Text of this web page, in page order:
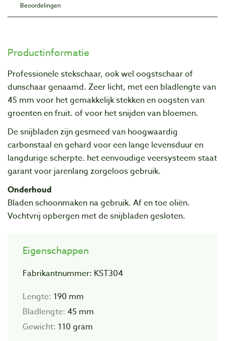
Beoordelingen
Productinformatie
Professionele stekschaar, ook wel oogstschaar of
dunschaar genaamd. Zeer licht, met een bladlengte van
45 mm voor het gemakkelijk stekken en oogsten van
groenten en fruit. of voor het snijden van bloemen.
De snijbladen zijn gesmeed van hoogwaardig
carbonstaal en gehard voor een lange levensduur en
langdurige scherpte. het eenvoudige veersysteem staat
garant voor jarenlang zorgeloos gebruik.
Onderhoud
Bladen schoonmaken na gebruik. Af en toe oliën.
Vochtvrij opbergen met de snijbladen gesloten.
Eigenschappen
Fabrikantnummer: KST304
Lengte: 190 mm
Bladlengte: 45 mm
Gewicht: 110 gram